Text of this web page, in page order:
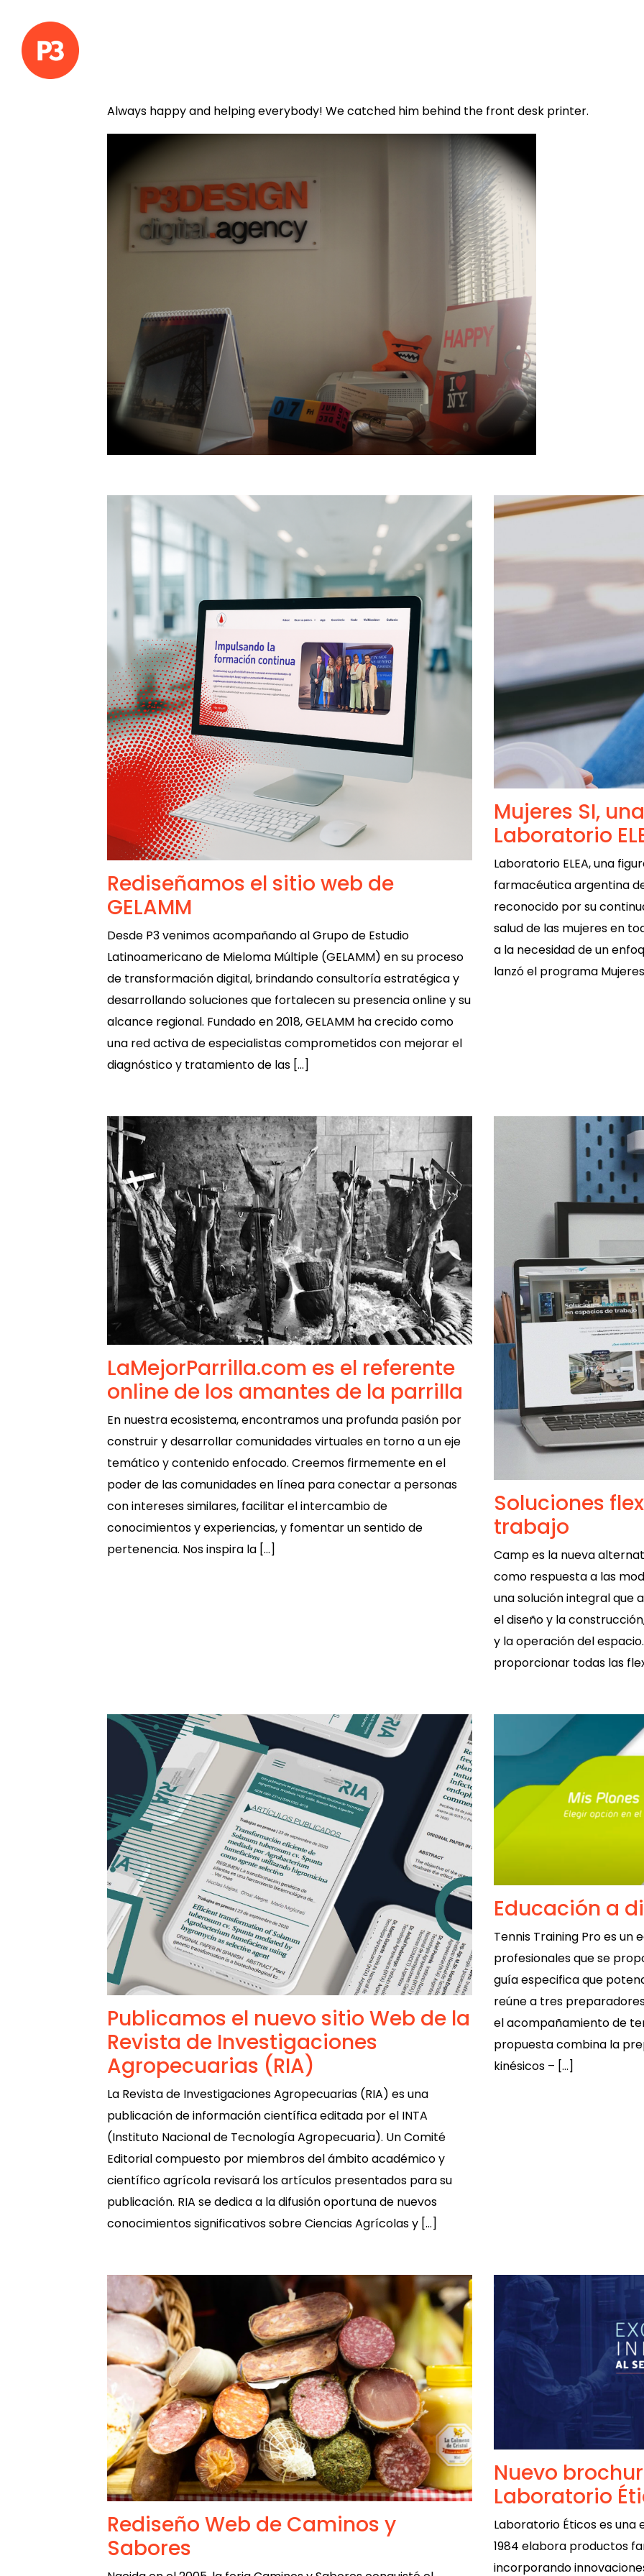
Always happy and helping everybody! We catched him behind the front desk printer.
Rediseñamos el sitio web de
GELAMM
Desde P3 venimos acompañando al Grupo de Estudio
Latinoamericano de Mieloma Múltiple (GELAMM) en su proceso
de transformación digital, brindando consultoría estratégica y
desarrollando soluciones que fortalecen su presencia online y su
alcance regional. Fundado en 2018, GELAMM ha crecido como
una red activa de especialistas comprometidos con mejorar el
diagnóstico y tratamiento de las […]
Mujeres SI,
Laboratorio
Laboratorio ELEA, una
farmacéutica argentina
reconocido por su
salud de las mujeres en
a la necesidad de un
lanzó el programa
LaMejorParrilla.com es el referente
online de los amantes de la parrilla
En nuestra ecosistema, encontramos una profunda pasión por
construir y desarrollar comunidades virtuales en torno a un eje
temático y contenido enfocado. Creemos firmemente en el
poder de las comunidades en línea para conectar a personas
con intereses similares, facilitar el intercambio de
conocimientos y experiencias, y fomentar un sentido de
pertenencia. Nos inspira la […]
Soluciones
trabajo
Camp es la nueva
como respuesta a las
una solución integral que
el diseño y la
y la operación del
proporcionar todas las
Publicamos el nuevo sitio Web de la
Revista de Investigaciones
Agropecuarias (RIA)
La Revista de Investigaciones Agropecuarias (RIA) es una
publicación de información científica editada por el INTA
(Instituto Nacional de Tecnología Agropecuaria). Un Comité
Editorial compuesto por miembros del ámbito académico y
científico agrícola revisará los artículos presentados para su
publicación. RIA se dedica a la difusión oportuna de nuevos
conocimientos significativos sobre Ciencias Agrícolas y […]
Educación a
Tennis Training Pro es un
profesionales que se
guía especifica que
reúne a tres
el acompañamiento de
propuesta combina la
kinésicos – […]
Rediseño Web de Caminos y
Sabores
Nuevo
Laboratorio
Laboratorio Éticos es una
1984 elabora productos
incorporando